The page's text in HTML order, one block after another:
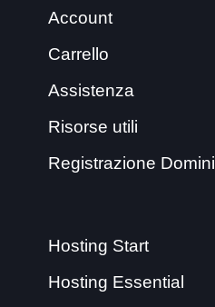
Account
Carrello
Assistenza
Risorse utili
Registrazione Domini
Hosting Start
Hosting Essential